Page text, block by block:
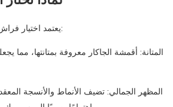
يعتمد اختيار فراش الجاكار على عدة عوامل:
المتانة: أقمشة الجاكار معروفة بمتانتها، مما
المظهر الجمالي: تضيف الأنماط والأنسجة